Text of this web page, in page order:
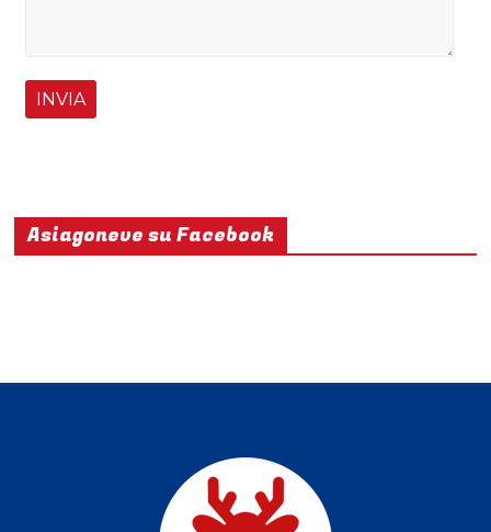
Asiagoneve su Facebook